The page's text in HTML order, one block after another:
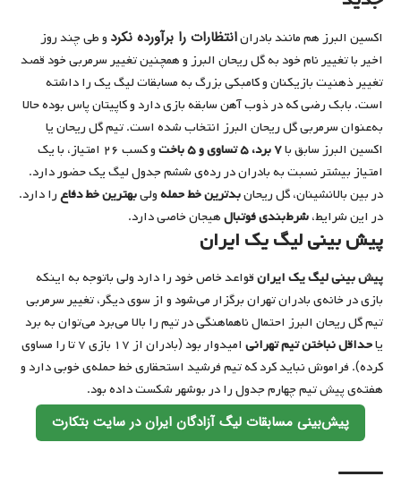
اکسین البرز هم مانند بادرانانتظارات را برآورده نکرد و طی چند روز
اخیر با تغییر نام خود به گل ریحان البرز و همچنین تغییر سرمربی خود قصد
تغییر ذهنیت بازیکنان و کامبکی بزرگ به مسابقات لیگ یک را داشته
است. بابک رضی که در ذوب آهن سابقه بازی دارد و کاپیتان پاس بوده حالا
به‌عنوان سرمربی گل ریحان البرز انتخاب شده است. تیم گل ریحان یا
اکسین البرز سابق با۷ برد، ۵ تساوی و ۵ باخت
و کسب ۲۶ امتیاز، با یک
امتیاز بیشتر نسبت به بادران در رده‌ی ششم جدول لیگ یک حضور دارد.
در بین بالانشینان، گل ریحانبدترین خط حملهولیبهترین خط دفاعرا دارد.
در این شرایط،شرط‌بندی فوتبالهیجان خاصی دارد.
پیش‌ بینی لیگ یک ایران
پیش‌ بینی لیگ یک ایرانقواعد خاص خود را دارد ولی باتوجه به اینکه
بازی در خانه‌ی بادران تهران برگزار می‌شود و از سوی دیگر، تغییر سرمربی
تیم گل ریحان البرز احتمال ناهماهنگی در تیم را بالا می‌برد می‌توان به برد
یاحداقل نباختن تیم تهرانی
امیدوار بود (بادران از ۱۷ بازی ۷ تا را مساوی
کرده). فراموش نباید کرد که تیم فرشید استحقاری خط حمله‌ی خوبی دارد و
هفته‌ی پیش تیم چهارم جدول را در بوشهر شکست داده بود.
پیش‌بینی مسابقات لیگ آزادگان ایران در سایت بتکارت